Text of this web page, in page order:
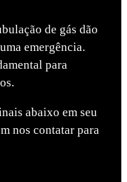
de gás dão
emergência.
para
abaixo em seu
nos contatar para